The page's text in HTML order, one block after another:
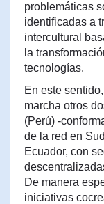
problemáticas
identificadas a
intercultural
la
tecnologías.
En este
marcha otros
(Perú) -
de la red en
Ecuador, con
De manera
iniciativas